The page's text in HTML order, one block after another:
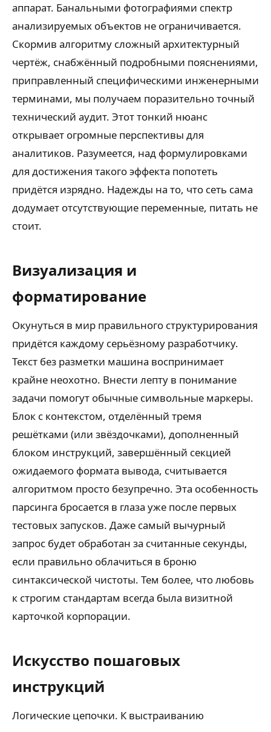
аппарат. Банальными фотографиями спектр
анализируемых объектов не ограничивается.
Скормив алгоритму сложный архитектурный
чертёж, снабжённый подробными пояснениями,
приправленный специфическими инженерными
терминами, мы получаем поразительно точный
технический аудит. Этот тонкий нюанс
открывает огромные перспективы для
аналитиков. Разумеется, над формулировками
для достижения такого эффекта попотеть
придётся изрядно. Надежды на то, что сеть сама
додумает отсутствующие переменные, питать не
стоит.
Визуализация и
форматирование
Окунуться в мир правильного структурирования
придётся каждому серьёзному разработчику.
Текст без разметки машина воспринимает
крайне неохотно. Внести лепту в понимание
задачи помогут обычные символьные маркеры.
Блок с контекстом, отделённый тремя
решётками (или звёздочками), дополненный
блоком инструкций, завершённый секцией
ожидаемого формата вывода, считывается
алгоритмом просто безупречно. Эта особенность
парсинга бросается в глаза уже после первых
тестовых запусков. Даже самый вычурный
запрос будет обработан за считанные секунды,
если правильно облачиться в броню
синтаксической чистоты. Тем более, что любовь
к строгим стандартам всегда была визитной
карточкой корпорации.
Искусство пошаговых
инструкций
Логические цепочки. К выстраиванию